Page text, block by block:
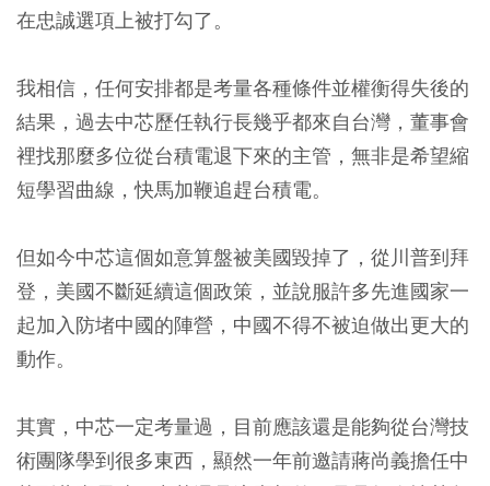
在忠誠選項上被打勾了。
我相信，任何安排都是考量各種條件並權衡得失後的
結果，過去中芯歷任執行長幾乎都來自台灣，董事會
裡找那麼多位從台積電退下來的主管，無非是希望縮
短學習曲線，快馬加鞭追趕台積電。
但如今中芯這個如意算盤被美國毀掉了，從川普到拜
登，美國不斷延續這個政策，並說服許多先進國家一
起加入防堵中國的陣營，中國不得不被迫做出更大的
動作。
其實，中芯一定考量過，目前應該還是能夠從台灣技
術團隊學到很多東西，顯然一年前邀請蔣尚義擔任中